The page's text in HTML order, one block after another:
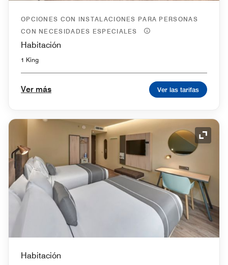
OPCIONES CON INSTALACIONES PARA PERSONAS
CON NECESIDADES ESPECIALES
Habitación
1 King
Ver más Ver las tarifas
Icono
Habitación